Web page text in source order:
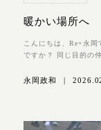
暖かい場所へ
こんにちは、Re+永
ですか？ 同じ目的の
永岡政和 |